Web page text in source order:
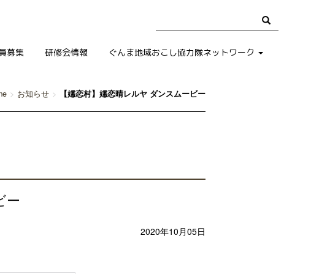
募集 研修会情報 ぐんま地域おこし協力隊ネットワーク
お知らせ 【嬬恋村】嬬恋晴レルヤ ダンスムービー
ー
2020年10月05日